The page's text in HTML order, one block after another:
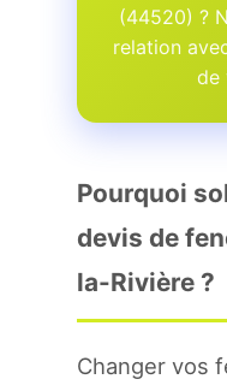
(44520) ?
relation
de
Pourquoi
devis de
la-Rivière ?
Changer vos